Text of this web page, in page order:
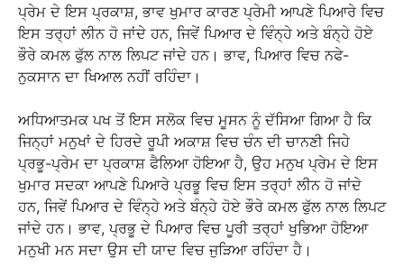
ਪ੍ਰੇਮ ਦੇ ਇਸ ਪ੍ਰਕਾਸ਼, ਭਾਵ ਖੁਮਾਰ ਕਾਰਣ ਪ੍ਰੇਮੀ ਆਪਣੇ ਪਿਆਰੇ ਵਿਚ
ਇਸ ਤਰ੍ਹਾਂ ਲੀਨ ਹੋ ਜਾਂਦੇ ਹਨ, ਜਿਵੇਂ ਪਿਆਰ ਦੇ ਵਿੰਨ੍ਹੇ ਅਤੇ ਬੰਨ੍ਹੇ ਹੋਏ
ਭੌਰੇ ਕਮਲ ਫੁੱਲ ਨਾਲ ਲਿਪਟ ਜਾਂਦੇ ਹਨ। ਭਾਵ, ਪਿਆਰ ਵਿਚ ਨਫੇ-
ਨੁਕਸਾਨ ਦਾ ਖਿਆਲ ਨਹੀਂ ਰਹਿੰਦਾ।
ਅਧਿਆਤਮਕ ਪਖ ਤੋਂ ਇਸ ਸਲੋਕ ਵਿਚ ਮੂਸਨ ਨੂੰ ਦੱਸਿਆ ਗਿਆ ਹੈ ਕਿ
ਜਿਨ੍ਹਾਂ ਮਨੁਖਾਂ ਦੇ ਹਿਰਦੇ ਰੂਪੀ ਅਕਾਸ਼ ਵਿਚ ਚੰਨ ਦੀ ਚਾਨਣੀ ਜਿਹੇ
ਪ੍ਰਭੂ-ਪ੍ਰੇਮ ਦਾ ਪ੍ਰਕਾਸ਼ ਫੈਲਿਆ ਹੋਇਆ ਹੈ, ਉਹ ਮਨੁਖ ਪ੍ਰੇਮ ਦੇ ਇਸ
ਖੁਮਾਰ ਸਦਕਾ ਆਪਣੇ ਪਿਆਰੇ ਪ੍ਰਭੂ ਵਿਚ ਇਸ ਤਰ੍ਹਾਂ ਲੀਨ ਹੋ ਜਾਂਦੇ
ਹਨ, ਜਿਵੇਂ ਪਿਆਰ ਦੇ ਵਿੰਨ੍ਹੇ ਅਤੇ ਬੰਨ੍ਹੇ ਹੋਏ ਭੌਰੇ ਕਮਲ ਫੁੱਲ ਨਾਲ ਲਿਪਟ
ਜਾਂਦੇ ਹਨ। ਭਾਵ, ਪ੍ਰਭੂ ਦੇ ਪਿਆਰ ਵਿਚ ਪੂਰੀ ਤਰ੍ਹਾਂ ਖੁਭਿਆ ਹੋਇਆ
ਮਨੁਖੀ ਮਨ ਸਦਾ ਉਸ ਦੀ ਯਾਦ ਵਿਚ ਜੁੜਿਆ ਰਹਿੰਦਾ ਹੈ।